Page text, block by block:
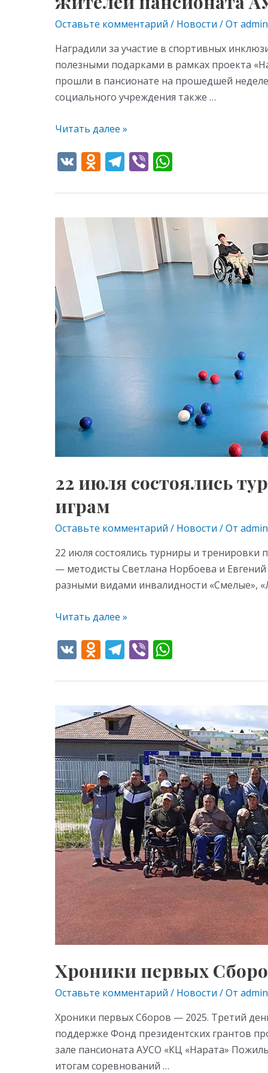
Оставьте комментарий / Новости / От admin
Наградили за участие в спортивных
полезными подарками в рамках проекта
прошли в пансионате на прошедшей
социального учреждения также …
Читать далее »
V O
n
o
kl
as
s
ni
ki
T
e
gr
m
Vi
er at
s
A
p
p
22 июля состоялись
играм
Оставьте комментарий / Новости / От admin
22 июля состоялись турниры и
— методисты Светлана Норбоева и
разными видами инвалидности «Смелые»,
22
июля
состоялись
турниры
и
тренировки
по
спортивным
инклюзивным
Читать далее »
V O
n
o
kl
as
s
ni
ki
T
e
gr
a
m
Vi
er at
s
A
p
p
Хроники первых
Оставьте комментарий / Новости / От admin
Хроники первых Сборов — 2025. Третий
поддержке Фонд президентских грантов
зале пансионата АУСО «КЦ «Нарата»
итогам соревнований …
Хроники
первых
Сборов
—
2025.
День
третий